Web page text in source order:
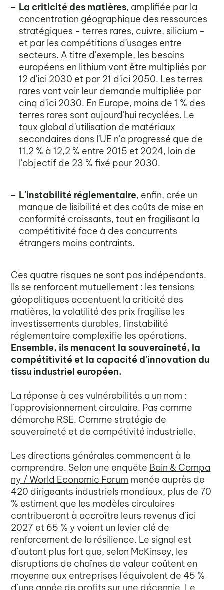
La criticité des matières, amplifiée par la
concentration géographique des ressources
stratégiques - terres rares, cuivre, silicium -
et par les compétitions d'usages entre
secteurs. A titre d'exemple, les besoins
européens en lithium vont être multipliés par
12 d'ici 2030 et par 21 d'ici 2050. Les terres
rares vont voir leur demande multipliée par
cinq d'ici 2030. En Europe, moins de 1 % des
terres rares sont aujourd'hui recyclées. Le
taux global d'utilisation de matériaux
secondaires dans l'UE n'a progressé que de
11,2 % à 12,2 % entre 2015 et 2024, loin de
l'objectif de 23 % fixé pour 2030.
L'instabilité réglementaire, enfin, crée un
manque de lisibilité et des coûts de mise en
conformité croissants, tout en fragilisant la
compétitivité face à des concurrents
étrangers moins contraints.
Ces quatre risques ne sont pas indépendants.
Ils se renforcent mutuellement : les tensions
géopolitiques accentuent la criticité des
matières, la volatilité des prix fragilise les
investissements durables, l'instabilité
réglementaire complexifie les opérations.
Ensemble, ils menacent la souveraineté, la
compétitivité et la capacité d'innovation du
tissu industriel européen.
La réponse à ces vulnérabilités a un nom :
l'approvisionnement circulaire. Pas comme
démarche RSE. Comme stratégie de
souveraineté et de compétivité industrielle.
Les directions générales commencent à le
comprendre. Selon une enquête Bain & Compa
ny / World Economic Forum menée auprès de
420 dirigeants industriels mondiaux, plus de 70
% estiment que les modèles circulaires
contribueront à accroître leurs revenus d'ici
2027 et 65 % y voient un levier clé de
renforcement de la résilience. Le signal est
d'autant plus fort que, selon McKinsey, les
disruptions de chaînes de valeur coûtent en
moyenne aux entreprises l'équivalent de 45 %
d'une année de profits sur une décennie. Le